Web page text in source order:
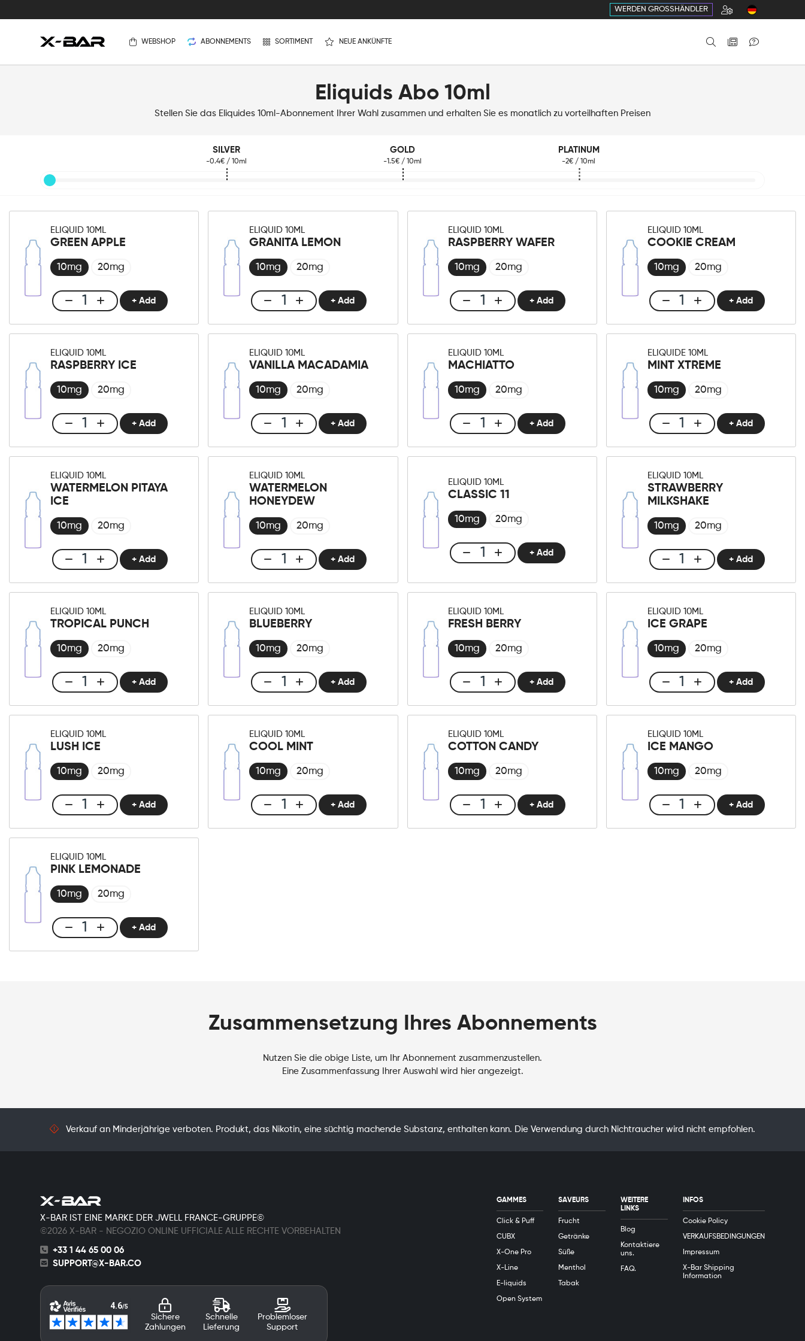
WERDEN GROSSHÄNDLER
WEBSHOP ABONNEMENTS SORTIMENT NEUE ANKÜNFTE
Eliquids Abo 10ml
Stellen Sie das Eliquides 10ml-Abonnement Ihrer Wahl zusammen und erhalten Sie es monatlich zu vorteilhaften Preisen
SILVER
-0.4€ / 10ml
GOLD
-1.5€ / 10ml
PLATINUM
-2€ / 10ml
ELIQUID 10ML
GREEN APPLE
10mg 20mg
Club
liquid
Green
Apple
Menge
+ Add
ELIQUID 10ML
GRANITA LEMON
10mg 20mg
Club
liquid
Granita
Lemon
Menge
+ Add
ELIQUID 10ML
RASPBERRY WAFER
10mg 20mg
Club
liquid
Raspberry
Wafer
Menge
+ Add
ELIQUID 10ML
COOKIE CREAM
10mg 20mg
Club
liquid
Cookie
Cream
Menge
+ Add
ELIQUID 10ML
RASPBERRY ICE
10mg 20mg
Club
liquid
Raspberry
Ice
+ Add
ELIQUID 10ML
VANILLA MACADAMIA
10mg 20mg
Club
liquid
Vanilla
Macadamia
Menge
+ Add
ELIQUID 10ML
MACHIATTO
10mg 20mg
Club
liquid
Machiatto
Menge
+ Add
ELIQUIDE 10ML
MINT XTREME
10mg 20mg
Club
liquide
Mint
XTreme
Menge
+ Add
ELIQUID 10ML
WATERMELON PITAYA
ICE
10mg 20mg
Club
liquid
Watermelon
Pitaya
Ice
Menge
+ Add
ELIQUID 10ML
WATERMELON
HONEYDEW
10mg 20mg
Club
liquid
Watermelon
Honeydew
Menge
+ Add
ELIQUID 10ML
CLASSIC 11
10mg 20mg
Club
liquid
Classic
+ Add
ELIQUID 10ML
STRAWBERRY
MILKSHAKE
10mg 20mg
Club
liquid
Strawberry
Milkshake
Menge
+ Add
ELIQUID 10ML
TROPICAL PUNCH
10mg 20mg
Club
liquid
Tropical
Punch
Menge
+ Add
ELIQUID 10ML
BLUEBERRY
10mg 20mg
Club
liquid
Blueberry
Menge
+ Add
ELIQUID 10ML
FRESH BERRY
10mg 20mg
Club
liquid
Fresh
berry
Menge
+ Add
ELIQUID 10ML
ICE GRAPE
10mg 20mg
Club
liquid
Ice
Grape
Menge
+ Add
ELIQUID 10ML
LUSH ICE
10mg 20mg
Club
liquid
Lush
Ice
Menge
+ Add
ELIQUID 10ML
COOL MINT
10mg 20mg
Club
+ Add
ELIQUID 10ML
COTTON CANDY
10mg 20mg
Club
+ Add
ELIQUID 10ML
ICE MANGO
10mg 20mg
Club
+ Add
ELIQUID 10ML
PINK LEMONADE
10mg 20mg
Club
+ Add
Zusammensetzung Ihres Abonnements
Nutzen Sie die obige Liste, um Ihr Abonnement zusammenzustellen.
Eine Zusammenfassung Ihrer Auswahl wird hier angezeigt.
Verkauf an Minderjährige verboten. Produkt, das Nikotin, eine süchtig machende Substanz, enthalten kann. Die Verwendung durch Nichtraucher wird nicht empfohlen.
X-BAR IST EINE MARKE DER JWELL FRANCE-GRUPPE©
©2026 X-BAR - NEGOZIO ONLINE UFFICIALE ALLE RECHTE VORBEHALTEN
+33 1 44 65 00 06
SUPPORT@X-BAR.CO
Sichere
Zahlungen
Schnelle
Lieferung
Problemloser
Support
GAMMES
Click & Puff
CUBX
X-One Pro
X-Line
E-liquids
Open System
SAVEURS
Frucht
Getränke
Süße
Menthol
Tabak
WEITERE
LINKS
Blog
Kontaktiere
uns.
FAQ.
INFOS
Cookie Policy
VERKAUFSBEDINGUNGEN
Impressum
X-Bar Shipping
Information